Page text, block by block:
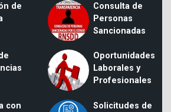
de
Consulta de
Personas
Sancionadas
Oportunidades
Laborales y
Profesionales
con
Solicitudes de